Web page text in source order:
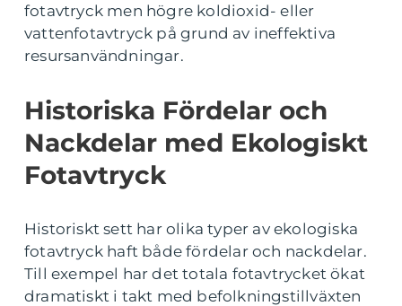
fotavtryck men högre koldioxid- eller
vattenfotavtryck på grund av ineffektiva
resursanvändningar.
Historiska Fördelar och
Nackdelar med Ekologiskt
Fotavtryck
Historiskt sett har olika typer av ekologiska
fotavtryck haft både fördelar och nackdelar.
Till exempel har det totala fotavtrycket ökat
dramatiskt i takt med befolkningstillväxten